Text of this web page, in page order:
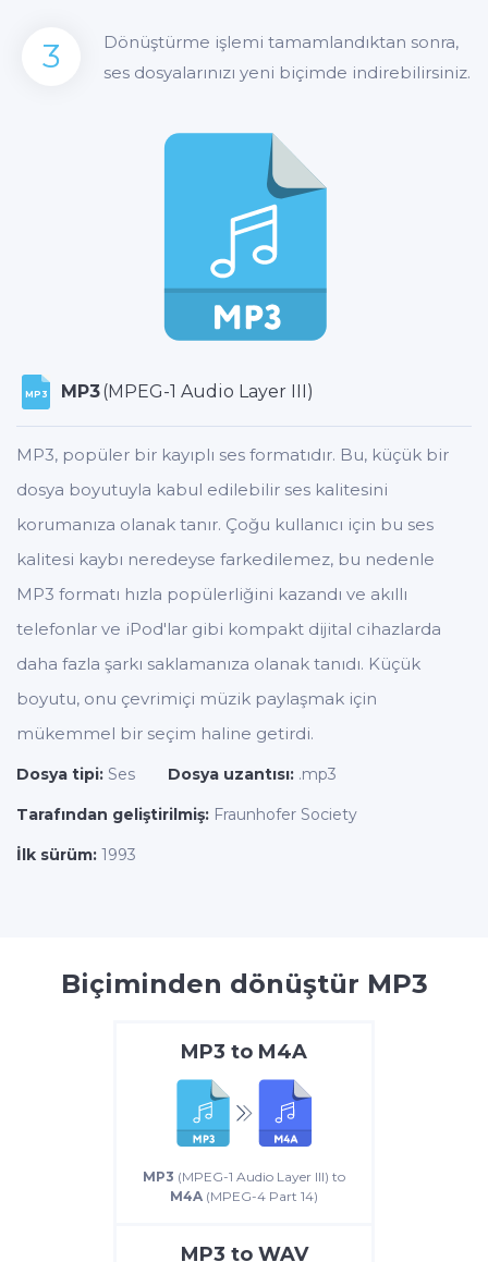
3
Dönüştürme işlemi tamamlandıktan sonra,
ses dosyalarınızı yeni biçimde indirebilirsiniz.
MP3 MP3(MPEG-1 Audio Layer III)
MP3, popüler bir kayıplı ses formatıdır. Bu, küçük bir
dosya boyutuyla kabul edilebilir ses kalitesini
korumanıza olanak tanır. Çoğu kullanıcı için bu ses
kalitesi kaybı neredeyse farkedilemez, bu nedenle
MP3 formatı hızla popülerliğini kazandı ve akıllı
telefonlar ve iPod'lar gibi kompakt dijital cihazlarda
daha fazla şarkı saklamanıza olanak tanıdı. Küçük
boyutu, onu çevrimiçi müzik paylaşmak için
mükemmel bir seçim haline getirdi.
Dosya tipi: Ses Dosya uzantısı: .mp3
Tarafından geliştirilmiş: Fraunhofer Society
İlk sürüm: 1993
Biçiminden dönüştür MP3
MP3 to M4A
MP3 (MPEG-1 Audio Layer III) to
M4A (MPEG-4 Part 14)
MP3 to WAV